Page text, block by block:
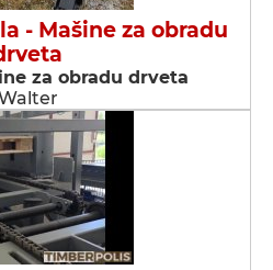
- Мašine za obradu
za obradu drveta